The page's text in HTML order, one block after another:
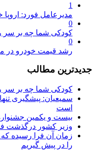
1
مدیرعامل فورد:
0
کودکی شما چه بر سر
0
رشد قیمت خودرو در
جدیدترین مطالب
کودکی شما چه بر سر
سمیعیان: پیشگیری
است
بیست و یکمین
وزیر کشور درگذشت
زمان آن فرا رسیده
را در پیش گیریم